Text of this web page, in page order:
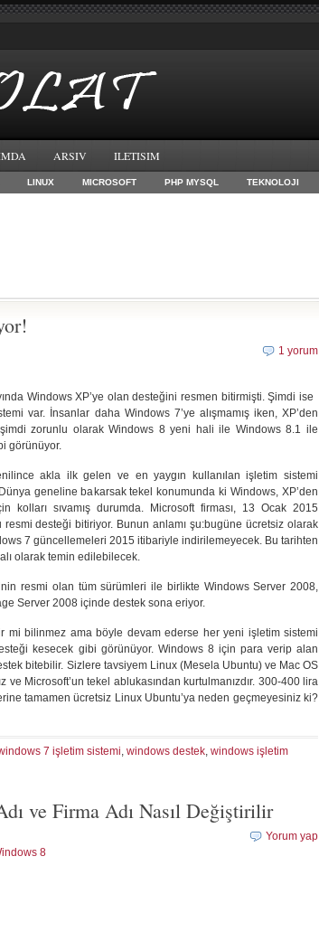
ARSIV ILETISIM
LINUX MICROSOFT PHP MYSQL TEKNOLOJI
1 yorum
Windows XP’ye olan desteğini resmen bitirmişti. Şimdi ise
var. İnsanlar daha Windows 7’ye alışmamış iken, XP’den
zorunlu olarak Windows 8 yeni hali ile Windows 8.1 ile
görünüyor.
akla ilk gelen ve en yaygın kullanılan işletim sistemi
geneline bakarsak tekel konumunda ki Windows, XP’den
kolları sıvamış durumda. Microsoft firması, 13 Ocak 2015
desteği bitiriyor. Bunun anlamı şu:bugüne ücretsiz olarak
7 güncellemeleri 2015 itibariyle indirilemeyecek. Bu tarihten
olarak temin edilebilecek.
resmi olan tüm sürümleri ile birlikte Windows Server 2008,
Server 2008 içinde destek sona eriyor.
mi bilinmez ama böyle devam ederse her yeni işletim sistemi
kesecek gibi görünüyor. Windows 8 için para verip alan
bitebilir. Sizlere tavsiyem Linux (Mesela Ubuntu) ve Mac OS
ve Microsoft’un tekel ablukasından kurtulmanızdır. 300-400 lira
tamamen ücretsiz Linux Ubuntu’ya neden geçmeyesiniz ki?
7 işletim sistemi, windows destek, windows işletim
ve Firma Adı Nasıl Değiştirilir
8
Yorum yap